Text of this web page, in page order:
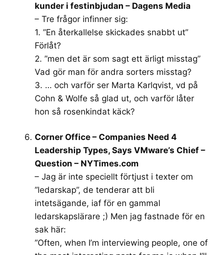
kunder i festinbjudan – Dagens Media
– Tre frågor infinner sig:
1. ”En återkallelse skickades snabbt ut”
Förlåt?
2. ”men det är som sagt ett ärligt misstag”
Vad gör man för andra sorters misstag?
3. … och varför ser Marta Karlqvist, vd på
Cohn & Wolfe så glad ut, och varför låter
hon så rosenkindat käck?
Corner Office – Companies Need 4
Leadership Types, Says VMware’s Chief –
Question – NYTimes.com
– Jag är inte speciellt förtjust i texter om
”ledarskap”, de tenderar att bli
intetsägande, iaf för en gammal
ledarskapslärare ;) Men jag fastnade för en
sak här:
”Often, when I’m interviewing people, one of